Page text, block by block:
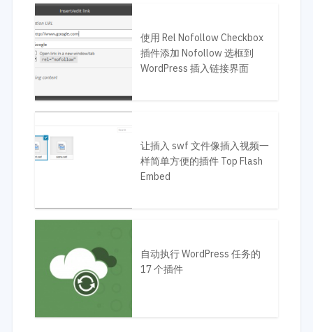
使用 Rel Nofollow Checkbox
插件添加 Nofollow 选框到
WordPress 插入链接界面
让插入 swf 文件像插入视频一
样简单方便的插件 Top Flash
Embed
自动执行 WordPress 任务的
17 个插件